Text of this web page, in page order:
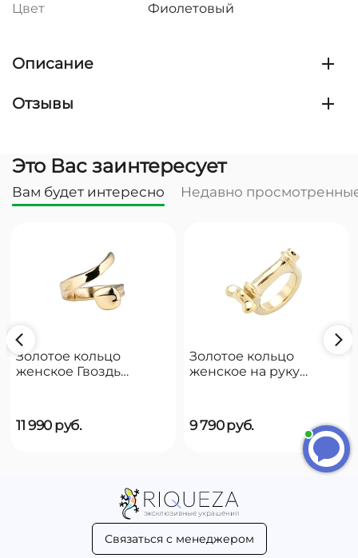
Цвет
Фиолетовый
Описание
Отзывы
Это Вас заинтересует
Вам будет интересно Недавно
Золотое кольцо
женское Гвоздь
11 990 руб.
Золотое кольцо
женское на руку
9 790руб.
Связаться с менеджером